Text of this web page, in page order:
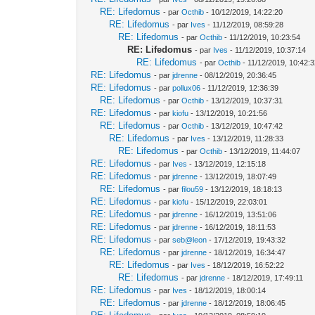
RE: Lifedomus - parOcthib - 10/12/2019, 14:22:20
RE: Lifedomus - par Ives - 11/12/2019, 08:59:28
RE: Lifedomus - parOcthib - 11/12/2019, 10:23:54
RE: Lifedomus - par Ives - 11/12/2019, 10:37:14
RE: Lifedomus - parOcthib - 11/12/2019,
RE: Lifedomus - parjdrenne - 08/12/2019, 20:36:45
RE: Lifedomus - parpollux06 - 11/12/2019, 12:36:39
RE: Lifedomus - parOcthib - 13/12/2019, 10:37:31
RE: Lifedomus - parkiofu - 13/12/2019, 10:21:56
RE: Lifedomus - parOcthib - 13/12/2019, 10:47:42
RE: Lifedomus - par Ives - 13/12/2019, 11:28:33
RE: Lifedomus - parOcthib - 13/12/2019, 11:44:07
RE: Lifedomus - par Ives - 13/12/2019, 12:15:18
RE: Lifedomus - parjdrenne - 13/12/2019, 18:07:49
RE: Lifedomus - parfilou59 - 13/12/2019, 18:18:13
RE: Lifedomus - parkiofu - 15/12/2019, 22:03:01
RE: Lifedomus - parjdrenne - 16/12/2019, 13:51:06
RE: Lifedomus - parjdrenne - 16/12/2019, 18:11:53
RE: Lifedomus - parseb@leon - 17/12/2019, 19:43:32
RE: Lifedomus - parjdrenne - 18/12/2019, 16:34:47
RE: Lifedomus - par Ives - 18/12/2019, 16:52:22
RE: Lifedomus - parjdrenne - 18/12/2019, 17:49:11
RE: Lifedomus - par Ives - 18/12/2019, 18:00:14
RE: Lifedomus - parjdrenne - 18/12/2019, 18:06:45